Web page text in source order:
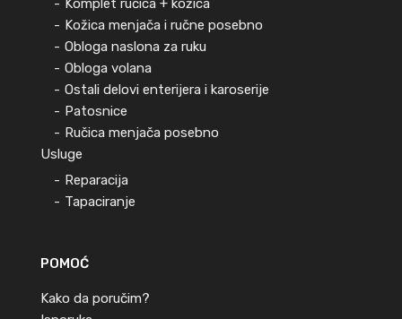
Komplet ručica + kožica
Kožica menjača i ručne posebno
Obloga naslona za ruku
Obloga volana
Ostali delovi enterijera i karoserije
Patosnice
Ručica menjača posebno
Usluge
Reparacija
Tapaciranje
POMOĆ
Kako da poručim?